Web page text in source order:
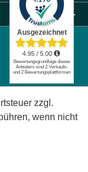
zzgl.
wenn nicht